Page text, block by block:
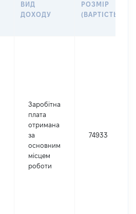
ВИД
ДОХОДУ
РОЗМІР
(ВАРТІСТЬ)
Заробітна
плата
отримана
за
основним
місцем
роботи
74933